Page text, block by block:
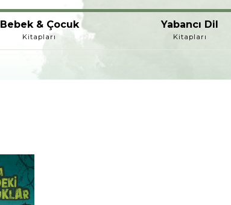
Bebek & Çocuk
Kitapları
Yabancı Dil
Kitapları